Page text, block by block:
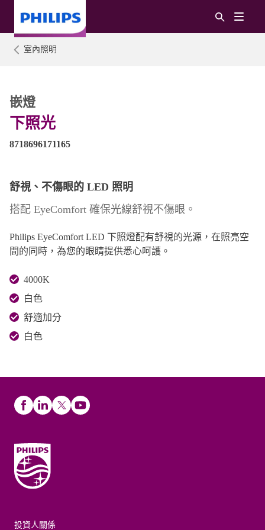
室內照明
下照光
嵌燈
8718696171165
舒視、不傷眼的 LED 照明
搭配 EyeComfort 確保光線舒視不傷眼。
Philips EyeComfort LED 下照燈配有舒視的光源，在照亮空
間的同時，為您的眼睛提供悉心呵護。
4000K
白色
舒適加分
白色
投資人關係